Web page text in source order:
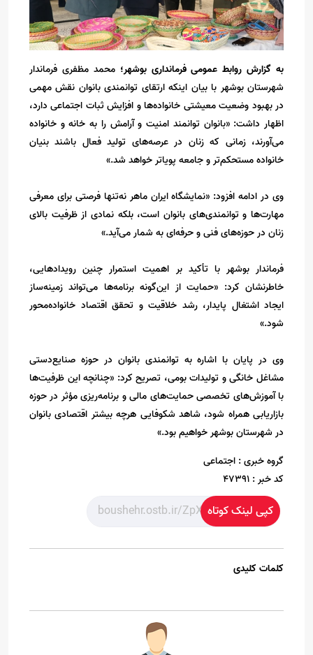
به گزارش روابط عمومی فرمانداری بوشهر؛ محمد مظفری فرماندار
شهرستان بوشهر با بیان اینکه ارتقای توانمندی بانوان نقش مهمی
در بهبود وضعیت معیشتی خانواده‌ها و افزایش ثبات اجتماعی دارد،
اظهار داشت: «بانوان توانمند امنیت و آرامش را به خانه و خانواده
می‌آورند، زمانی که زنان در عرصه‌های تولید فعال باشند بنیان
خانواده مستحکم‌تر و جامعه پویاتر خواهد شد.»
وی در ادامه افزود: «نمایشگاه ایران ماهر نه‌تنها فرصتی برای معرفی
مهارت‌ها و توانمندی‌های بانوان است، بلکه نمادی از ظرفیت بالای
زنان در حوزه‌های فنی و حرفه‌ای به شمار می‌آید.»
فرماندار بوشهر با تأکید بر اهمیت استمرار چنین رویدادهایی،
خاطرنشان کرد: «حمایت از این‌گونه برنامه‌ها می‌تواند زمینه‌ساز
ایجاد اشتغال پایدار، رشد خلاقیت و تحقق اقتصاد خانواده‌محور
شود.»
وی در پایان با اشاره به توانمندی بانوان در حوزه صنایع‌دستی
مشاغل خانگی و تولیدات بومی، تصریح کرد: «چنانچه این ظرفیت‌ها
با آموزش‌های تخصصی حمایت‌های مالی و برنامه‌ریزی مؤثر در حوزه
بازاریابی همراه شود، شاهد شکوفایی هرچه بیشتر اقتصادی بانوان
در شهرستان بوشهر خواهیم بود.»
گروه خبری : اجتماعی
کد خبر : 47391
کپی لینک کوتاه
کلمات کلیدی